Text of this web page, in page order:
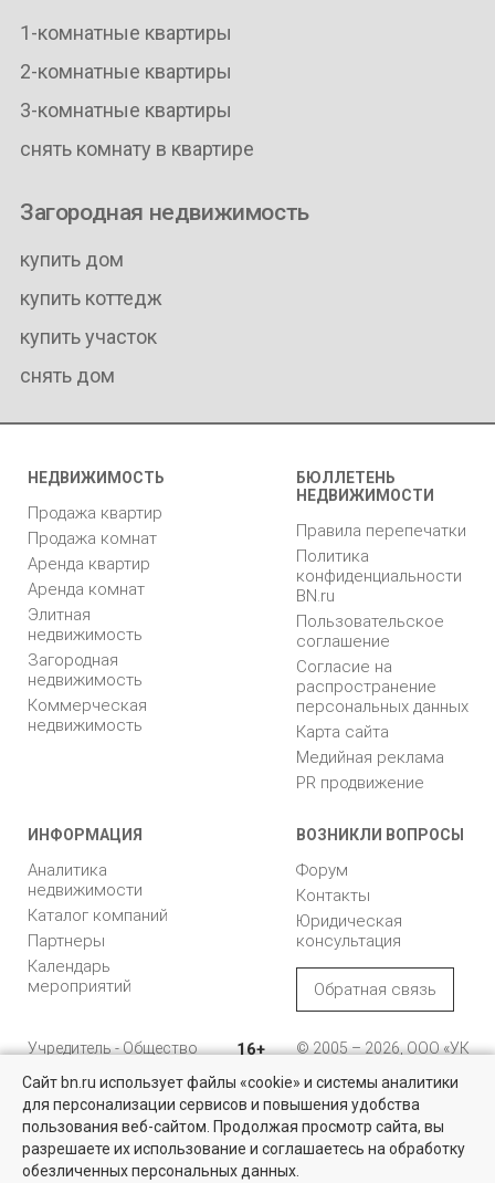
1-комнатные квартиры
2-комнатные квартиры
3-комнатные квартиры
снять комнату в квартире
Загородная недвижимость
купить дом
купить коттедж
купить участок
снять дом
НЕДВИЖИМОСТЬ
Продажа квартир
Продажа комнат
Аренда квартир
Аренда комнат
Элитная
недвижимость
Загородная
недвижимость
Коммерческая
недвижимость
БЮЛЛЕТЕНЬ
НЕДВИЖИМОСТИ
Правила перепечатки
Политика
конфиденциальности
BN.ru
Пользовательское
соглашение
Согласие на
распространение
персональных данных
Карта сайта
Медийная реклама
PR продвижение
ИНФОРМАЦИЯ
Аналитика
недвижимости
Каталог компаний
Партнеры
Календарь
мероприятий
ВОЗНИКЛИ ВОПРОСЫ
Форум
Контакты
Юридическая
консультация
Обратная связь
Учредитель - Общество
ответственностью
"Управляющая
компания "Бюллетень
недвижимости"
16+
© 2005 – 2026, ООО «УК
196105, Санкт-
Петербург, пр. Юрия
Гагарина, 1
Сайт bn.ru использует файлы «cookie» и системы аналитики
для персонализации сервисов и повышения удобства
пользования веб-сайтом. Продолжая просмотр сайта, вы
разрешаете их использование и соглашаетесь на обработку
обезличенных персональных данных.